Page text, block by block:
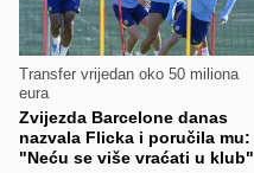
Transfer vrijedan oko 50 miliona
eura
Zvijezda Barcelone danas
nazvala Flicka i poručila mu:
"Neću se više vraćati u klub"